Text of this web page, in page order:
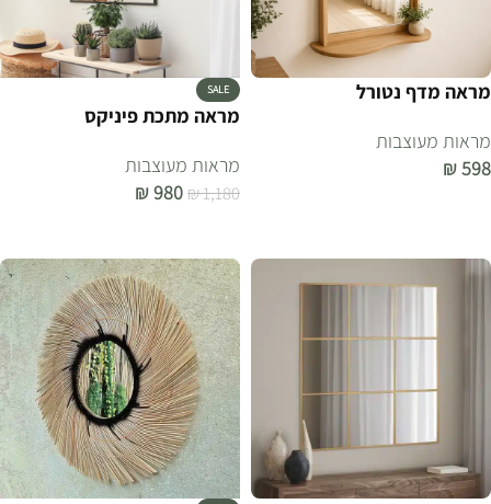
מראה מדף נטורל
מראות מעוצבות
₪598
SALE
מראה מתכת פיניקס
מראות מעוצבות
₪1,180
₪980